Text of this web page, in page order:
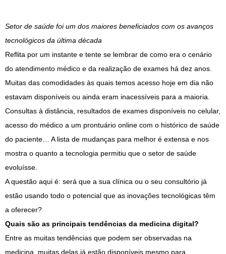
Setor de saúde foi um dos maiores beneficiados com os avanços
tecnológicos da última década
Reflita por um instante e tente se lembrar de como era o cenário
do atendimento médico e da realização de exames há dez anos.
Muitas das comodidades às quais temos acesso hoje em dia não
estavam disponíveis ou ainda eram inacessíveis para a maioria.
Consultas à distância, resultados de exames disponíveis no celular,
acesso do médico a um prontuário online com o histórico de saúde
do paciente… A lista de mudanças para melhor é extensa e nos
mostra o quanto a tecnologia permitiu que o setor de saúde
evoluísse.
A questão aqui é: será que a sua clínica ou o seu consultório já
estão usando todo o potencial que as inovações tecnológicas têm
a oferecer?
Quais são as principais tendências da medicina digital?
Entre as muitas tendências que podem ser observadas na
medicina, muitas delas já estão disponíveis mesmo para